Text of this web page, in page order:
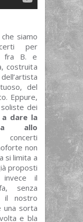
siamo
per
fra B. e
costruita
del
Eppure,
dei
dare la
allo
non
si limita a
proposti
invece il
senza
il nostro
una sorta
e bla